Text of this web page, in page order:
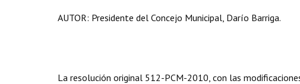
AUTOR: Presidente del Concejo Municipal, Darío Barriga.
La resolución original 512-PCM-2010, con las